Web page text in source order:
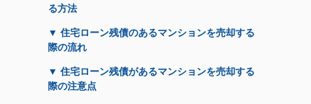
る方法
▼ 住宅ローン残債のあるマンションを売却する
際の流れ
▼ 住宅ローン残債があるマンションを売却する
際の注意点